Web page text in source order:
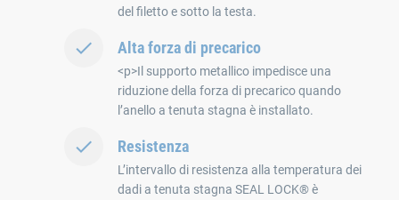
del filetto e sotto la testa.
Alta forza di precarico
<p>Il supporto metallico impedisce una
riduzione della forza di precarico quando
l’anello a tenuta stagna è installato.
Resistenza
L’intervallo di resistenza alla temperatura dei
dadi a tenuta stagna SEAL LOCK® è